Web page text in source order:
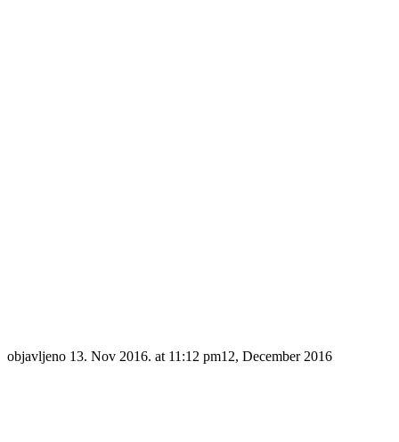
objavljeno 13. Nov 2016. at 11:12 pm12, December 2016